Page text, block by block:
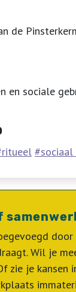
de
en sociale
ritueel sociaal
door
Wil je
zie je kansen